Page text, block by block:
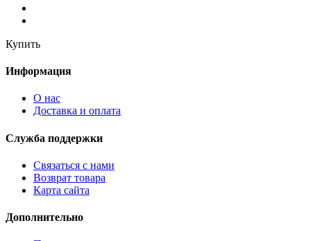
Купить
Информация
О нас
Доставка и оплата
Служба поддержки
Связаться с нами
Возврат товара
Карта сайта
Дополнительно